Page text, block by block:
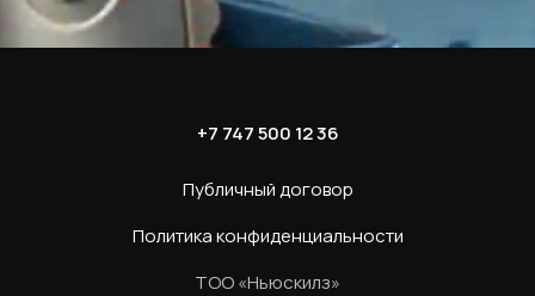
+7 747 500 12 36
Публичный договор
Политика конфиденциальности
ТОО «Ньюскилз»